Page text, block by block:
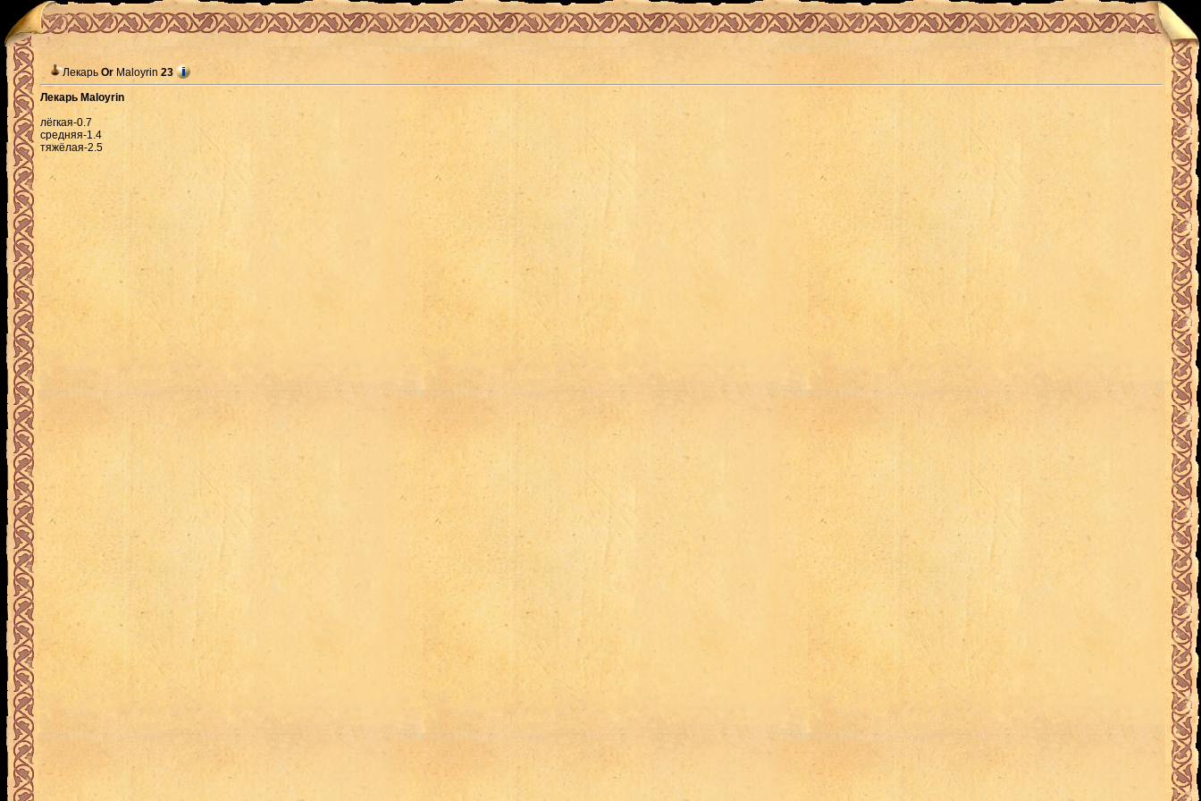
Лекарь Or Maloyrin 23
Лекарь Maloyrin
лёгкая-0.7
средняя-1.4
тяжёлая-2.5